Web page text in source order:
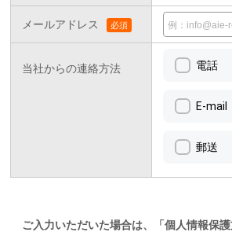
メールアドレス
当社からの連絡方法 電話
E-mail
郵送
ご入力いただいた場合は、「個人情報保